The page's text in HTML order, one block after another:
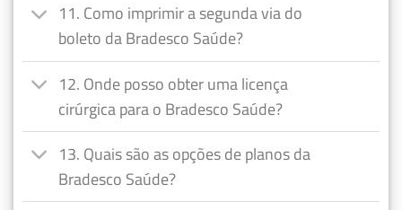
11. Como imprimir a segunda via do
boleto da Bradesco Saúde?
12. Onde posso obter uma licença
cirúrgica para o Bradesco Saúde?
13. Quais são as opções de planos da
Bradesco Saúde?